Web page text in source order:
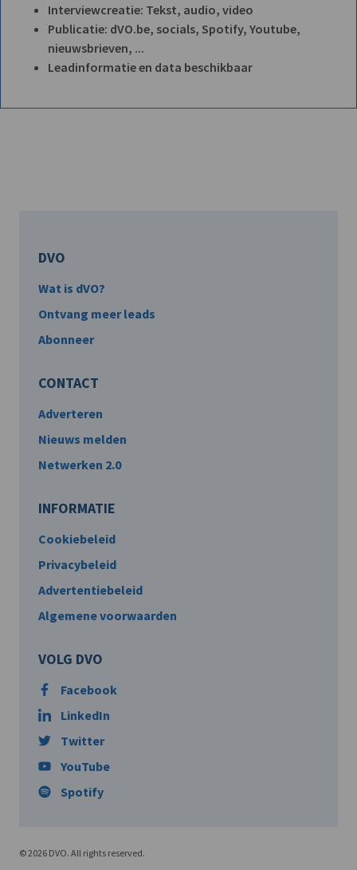
Interviewcreatie: Tekst, audio, video
Publicatie: dVO.be, socials, Spotify, Youtube,
nieuwsbrieven, ...
Leadinformatie en data beschikbaar
DVO
Wat is dVO?
Ontvang meer leads
Abonneer
CONTACT
Adverteren
Nieuws melden
Netwerken 2.0
INFORMATIE
Cookiebeleid
Privacybeleid
Advertentiebeleid
Algemene voorwaarden
VOLG DVO
Facebook
LinkedIn
Twitter
YouTube
Spotify
© 2026 DVO. All rights reserved.